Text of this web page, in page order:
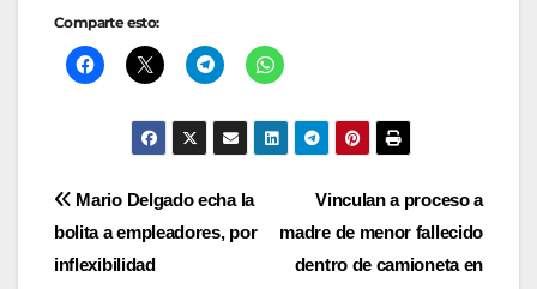
Comparte esto:
Navegación
de
Vinculan a proceso a
madre de menor fallecido
dentro de camioneta en
Mario Delgado echa la
bolita a empleadores, por
inflexibilidad